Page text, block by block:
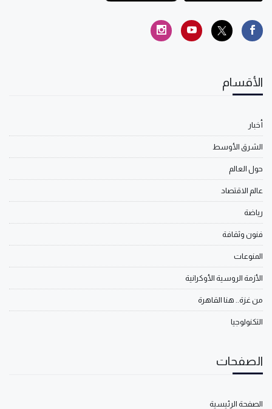
الأقسام
أخبار
الشرق الأوسط
حول العالم
عالم الاقتصاد
رياضة
فنون وثقافة
المنوعات
الأزمة الروسية الأوكرانية
من غزة.. هنا القاهرة
التكنولوجيا
الصفحات
الصفحة الرئيسية